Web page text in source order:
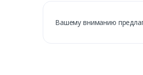
Вашему вниманию